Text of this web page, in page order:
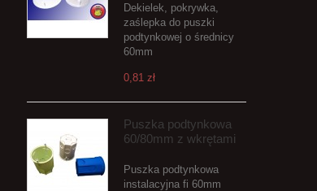
Dekielek, pokrywka,
zaślepka do puszki
podtynkowej o średnicy
60mm
0,81 zł
Puszka podtynkowa
60/80mm z wkrętami
Puszka podtynkowa
instalacyjna fi 60mm